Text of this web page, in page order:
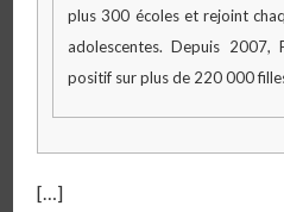
plus 300 écoles et rejoint
adolescentes. Depuis
positif sur plus de 220 000
[…]